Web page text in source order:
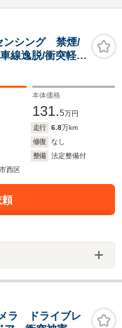
ンシング 禁煙/
線逸脱/衝突軽
本体価格
131.5万円
走行 6.8万km
修復
なし
整備
法定整備付
西区
ラ ドライブレ